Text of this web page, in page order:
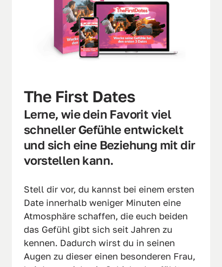
The First Dates
Lerne, wie dein Favorit viel
schneller Gefühle entwickelt
und sich eine Beziehung mit dir
vorstellen kann.
Stell dir vor, du kannst bei einem ersten
Date innerhalb weniger Minuten eine
Atmosphäre schaffen, die euch beiden
das Gefühl gibt sich seit Jahren zu
kennen. Dadurch wirst du in seinen
Augen zu dieser einen besonderen Frau,